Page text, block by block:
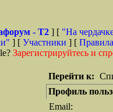
- T2 ] [ "На
] [ Участники ] [
Зарегистрируйтесь и
Перейти к:
Профиль
Email: